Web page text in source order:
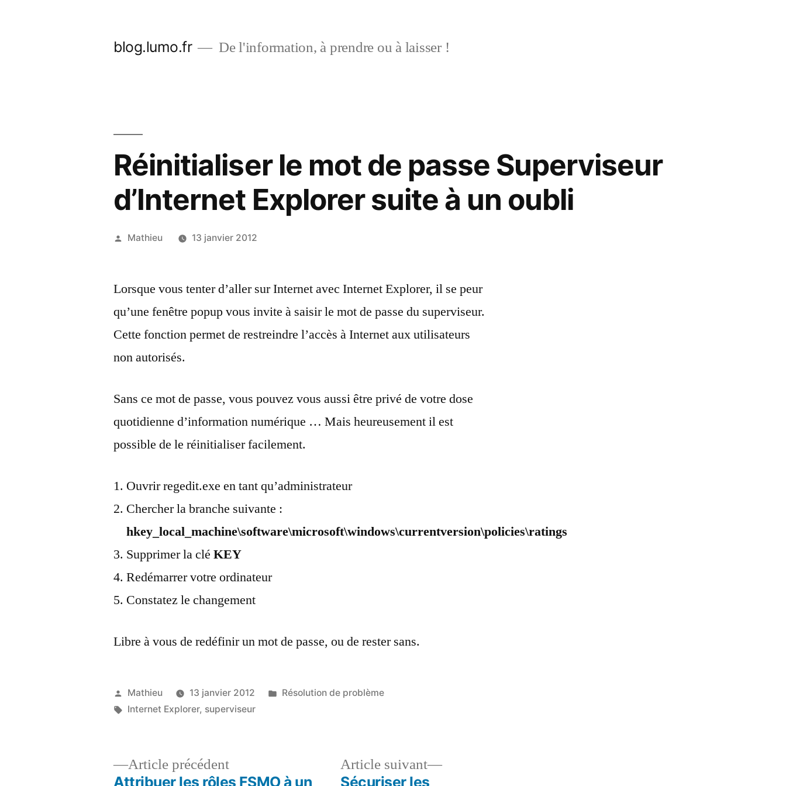
blog.lumo.fr De l'information, à prendre ou à laisser !
Réinitialiser le mot de passe Superviseur
d’Internet Explorer suite à un oubli
Publié
Mathieu 13 janvier 2012
Lorsque vous tenter d’aller sur Internet avec Internet Explorer, il se peur
qu’une fenêtre popup vous invite à saisir le mot de passe du superviseur.
Cette fonction permet de restreindre l’accès à Internet aux utilisateurs
non autorisés.
Sans ce mot de passe, vous pouvez vous aussi être privé de votre dose
quotidienne d’information numérique … Mais heureusement il est
possible de le réinitialiser facilement.
Ouvrir regedit.exe en tant qu’administrateur
Chercher la branche suivante :
hkey_local_machine\software\microsoft\windows\currentversion\policies\ratings
Supprimer la cléKEY
Redémarrer votre ordinateur
Constatez le changement
Libre à vous de redéfinir un mot de passe, ou de rester sans.
Publié
par
Mathieu 13 janvier 2012
Publié
Résolution de problème
Étiquettes :
Internet Explorer, superviseur
Article précédentArticle
précédent :
Attribuer les rôles FSMO à un
Article suivant
Article
Sécuriser les